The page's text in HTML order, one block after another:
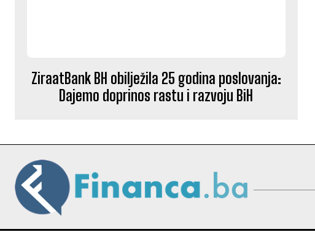
ZiraatBank BH obilježila 25 godina poslovanja:
Dajemo doprinos rastu i razvoju BiH